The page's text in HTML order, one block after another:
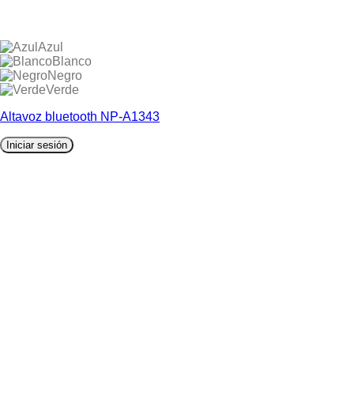
Azul
Blanco
Negro
Verde
Altavoz bluetooth NP-A1343
Iniciar sesión